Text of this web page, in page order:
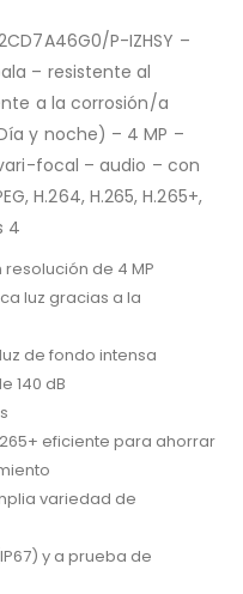
P-IZHSY –
– resistente al
a la corrosión/a
y noche) – 4 MP –
focal – audio – con
H.264, H.265, H.265+,
4
de 4 MP
luz gracias a la
de fondo intensa
140 dB
eficiente para ahorrar
variedad de
y a prueba de